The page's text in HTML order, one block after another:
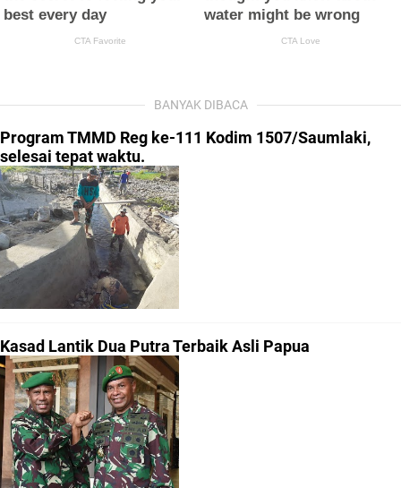
BANYAK DIBACA
Program TMMD Reg ke-111 Kodim 1507/Saumlaki,
selesai tepat waktu.
Kasad Lantik Dua Putra Terbaik Asli Papua